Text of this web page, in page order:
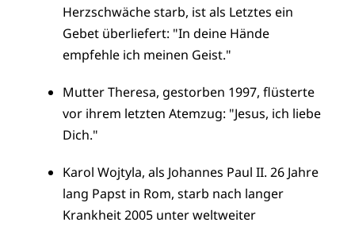
Herzschwäche starb, ist als Letztes ein
Gebet überliefert: "In deine Hände
empfehle ich meinen Geist."
Mutter Theresa, gestorben 1997, flüsterte
vor ihrem letzten Atemzug: "Jesus, ich liebe
Dich."
Karol Wojtyla, als Johannes Paul II. 26 Jahre
lang Papst in Rom, starb nach langer
Krankheit 2005 unter weltweiter